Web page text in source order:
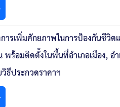
ระจำเดือน GPS
ซื้อจัดจ้าง
ริยธรรม
การเพิ่มศักยภาพในการป้องกันชี
ร้อมติดตั้งในพื้นที่อำเภอเมือง, อ
ประกวดราคาฯ